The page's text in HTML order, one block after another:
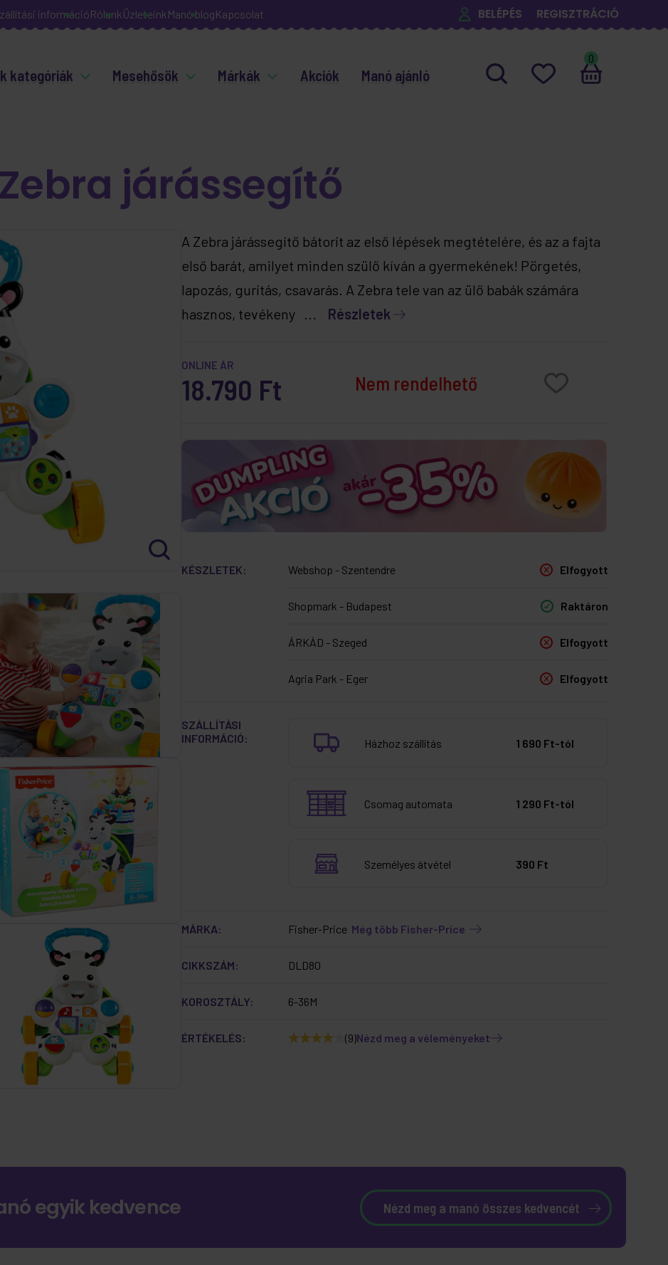
információRólunk Üzleteink Manó blogKapcsolat BELÉPÉS REGISZTRÁCIÓ
kategóriák Mesehősök Márkák Akciók Manó ajánló
0
járássegítő
A Zebra járássegítő bátorít az első lépések megtételére, és az a fajta
első barát, amilyet minden szülő kíván a gyermekének! Pörgetés,
lapozás, gurítás, csavarás. A Zebra tele van az ülő babák számára
hasznos, tevékeny ... Részletek
ONLINE ÁR
18.790 Ft Nem rendelhető
KÉSZLETEK: Webshop - Szentendre Elfogyott
Shopmark - Budapest Raktáron
ÁRKÁD - Szeged Elfogyott
Agria Park - Eger Elfogyott
SZÁLLÍTÁSI
INFORMÁCIÓ:
Házhoz szállítás 1 690 Ft-tól
Csomag automata 1 290 Ft-tól
Személyes átvétel 390 Ft
MÁRKA: Fisher-Price Még több Fisher-Price
CIKKSZÁM: DLD80
KOROSZTÁLY: 6-36M
ÉRTÉKELÉS: (9)Nézd meg a véleményeket
egyik kedvence Nézd meg a manó összes kedvencét